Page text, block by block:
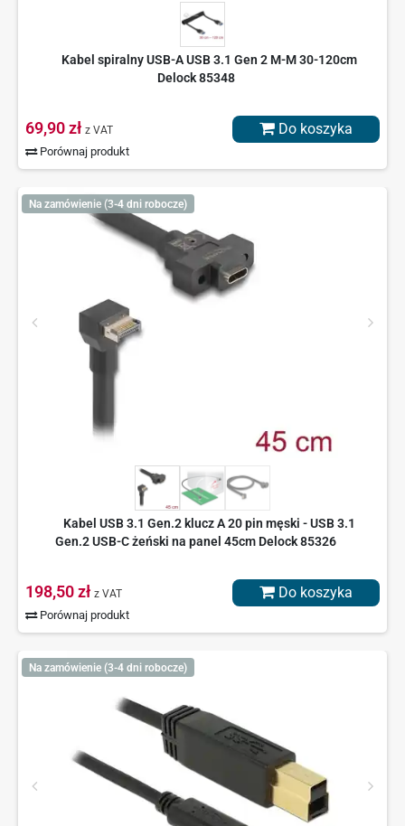
Kabel spiralny USB-A USB 3.1 Gen 2 M-M 30-120cm
Delock 85348
69,90 zł z VAT
Porównaj produkt
Do koszyka
Na zamówienie (3-4 dni robocze)
Kabel USB 3.1 Gen.2 klucz A 20 pin męski - USB 3.1
Gen.2 USB-C żeński na panel 45cm Delock 85326
198,50 zł z VAT
Porównaj produkt
Do koszyka
Na zamówienie (3-4 dni robocze)